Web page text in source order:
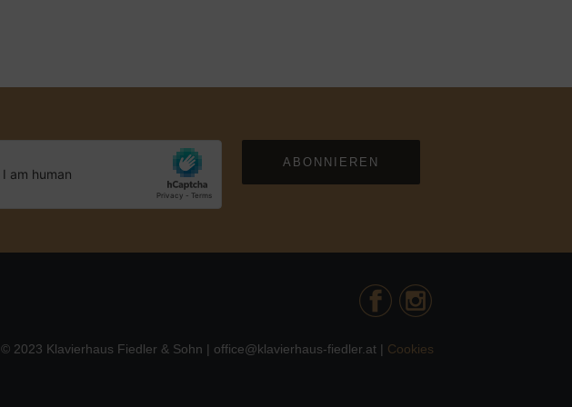
ABONNIEREN
© 2023 Klavierhaus Fiedler & Sohn | office@klavierhaus-fiedler.at | Cookies